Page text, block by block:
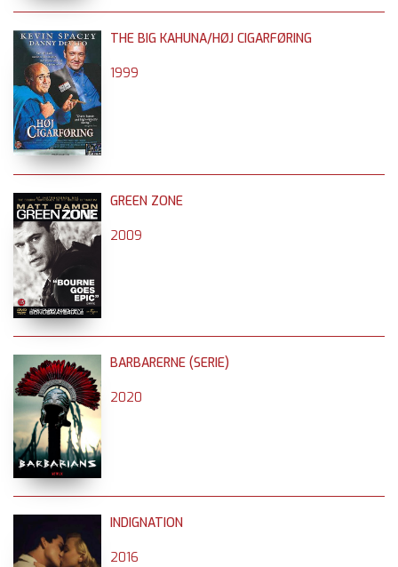
THE BIG KAHUNA/HØJ CIGARFØRING
1999
GREEN ZONE
2009
BARBARERNE (SERIE)
2020
INDIGNATION
2016